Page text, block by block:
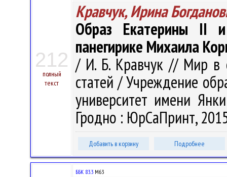
212
полный
текст
Кравчук, Ирина
Образ Екатерины II и
панегирике Михаила
/ И. Б. Кравчук // Мир в
статей / Учреждение
университет имени
Гродно : ЮрСаПринт,
Добавить в корзину Подробнее
ББК 83.3 М63